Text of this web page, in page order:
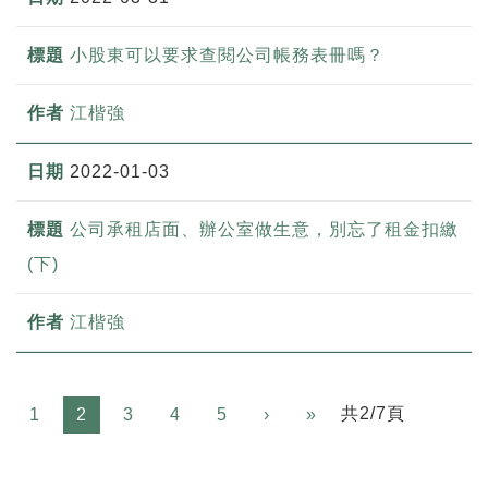
小股東可以要求查閱公司帳務表冊嗎？
江楷強
2022-01-03
公司承租店面、辦公室做生意，別忘了租金扣繳
(下)
江楷強
1 2 3 4 5 › » Next共2/7頁